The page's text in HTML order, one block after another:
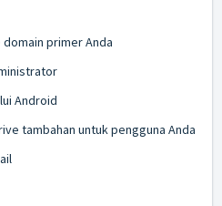
primer Anda
Android
tambahan untuk pengguna Anda